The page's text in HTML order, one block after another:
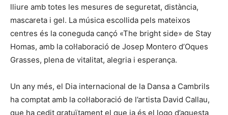
lliure amb totes les mesures de seguretat, distància,
mascareta i gel. La música escollida pels mateixos
centres és la coneguda cançó «The bright side» de Stay
Homas, amb la col·laboració de Josep Montero d’Oques
Grasses, plena de vitalitat, alegria i esperança.
Un any més, el Dia internacional de la Dansa a Cambrils
ha comptat amb la col·laboració de l’artista David Callau,
que ha cedit gratuïtament el que ja és el logo d’aquesta